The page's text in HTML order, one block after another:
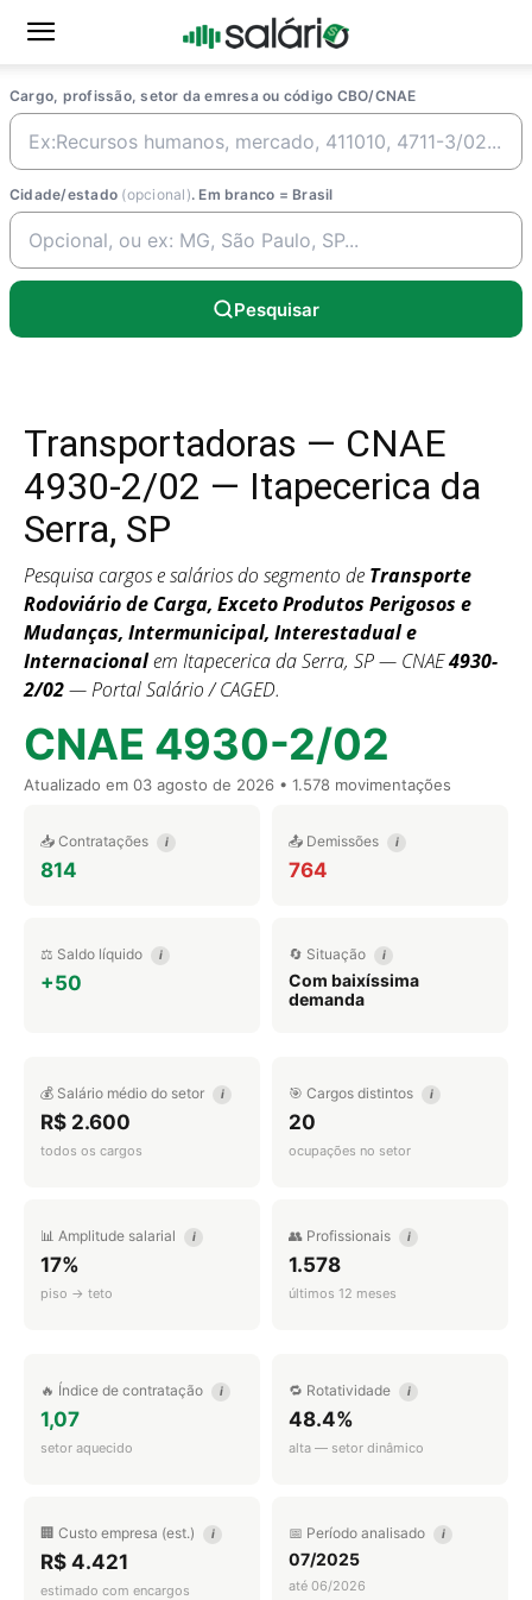
Cargo, profissão, setor da emresa ou código CBO/CNAE
Cidade/estado (opcional). Em branco = Brasil
Pesquisar
Transportadoras — CNAE
4930-2/02 — Itapecerica da
Serra, SP
Pesquisa cargos e salários do segmento de Transporte
Rodoviário de Carga, Exceto Produtos Perigosos e
Mudanças, Intermunicipal, Interestadual e
Internacionalem Itapecerica da Serra, SP — CNAE4930-
2/02— Portal Salário / CAGED.
CNAE 4930-2/02
Atualizado em 03 agosto de 2026 • 1.578 movimentações
📥 Contratações i
814
📤 Demissões i
764
⚖️ Saldo líquido i
+50
🔄 Situação i
Com baixíssima
demanda
💰 Salário médio do setor i
R$ 2.600
todos os cargos
🎯 Cargos distintos i
20
ocupações no setor
📊 Amplitude salarial i
17%
piso → teto
👥 Profissionais i
1.578
últimos 12 meses
🔥 Índice de contratação i
1,07
setor aquecido
🔁 Rotatividade i
48.4%
alta — setor dinâmico
🏢 Custo empresa (est.) i
R$ 4.421
estimado com encargos
📅 Período analisado i
07/2025
até 06/2026